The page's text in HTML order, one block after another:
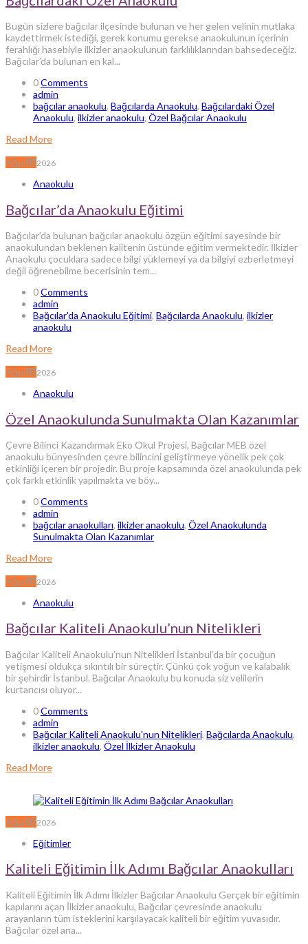
Bugün sizlere bağcılar ilçesinde bulunan ve her gelen velinin mutlaka
kaydettirmek istediği, gerek konumu gerekse anaokulunun içerinin
ferahlığı hasebiyle ilkizler anaokulunun farklılıklarından bahsedeceğiz.
Bağcılar’da bulunan en kal...
0Comments
admin
bağcılar anaokulu, Bağcılarda Anaokulu, Bağcılardaki Özel
Anaokulu, ilkizler anaokulu, Özel Bağcılar Anaokulu
Read More
Ağu 072026
Anaokulu
Bağcılar’da Anaokulu Eğitimi
Bağcılar’da bulunan bağcılar anaokulu özgün eğitimi sayesinde bir
anaokulundan beklenen kalitenin üstünde eğitim vermektedir. İlkizler
Anaokulu çocuklara sadece bilgi yüklemeyi ya da bilgiyi ezberletmeyi
değil öğrenebilme becerisinin tem...
0Comments
admin
Bağcılar'da Anaokulu Eğitimi, Bağcılarda Anaokulu, ilkizler
anaokulu
Read More
Ağu 072026
Anaokulu
Özel Anaokulunda Sunulmakta Olan Kazanımlar
Çevre Bilinci Kazandırmak Eko Okul Projesi, Bağcılar MEB özel
anaokulu bünyesinden çevre bilincini geliştirmeye yönelik pek çok
etkinliği içeren bir projedir. Bu proje kapsamında özel anaokulunda pek
çok farklı etkinlik yapılmakta ve böy...
0Comments
admin
bağcılar anaokulları, ilkizler anaokulu, Özel Anaokulunda
Sunulmakta Olan Kazanımlar
Read More
Ağu 072026
Anaokulu
Bağcılar Kaliteli Anaokulu’nun Nitelikleri
Bağcılar Kaliteli Anaokulu’nun Nitelikleri İstanbul’da bir çocuğun
yetişmesi oldukça sıkıntılı bir süreçtir. Çünkü çok yoğun ve kalabalık
bir şehirdir İstanbul. Bağcılar Anaokulu bu konuda siz velilerin
kurtarıcısı oluyor...
0Comments
admin
Bağcılar Kaliteli Anaokulu'nun Nitelikleri, Bağcılarda Anaokulu,
ilkizler anaokulu, Özel İlkizler Anaokulu
Read More
Ağu 072026
Eğitimler
Kaliteli Eğitimin İlk Adımı Bağcılar Anaokulları
Kaliteli Eğitimin İlk Adımı İlkizler Bağcılar Anaokulu Gerçek bir eğitimin
kapılarını açan İlkizler anaokulu, Bağcılar çevresinde anaokulu
arayanların tüm isteklerini karşılayacak kaliteli bir eğitim yuvasıdır.
Bağcılar özel ana...